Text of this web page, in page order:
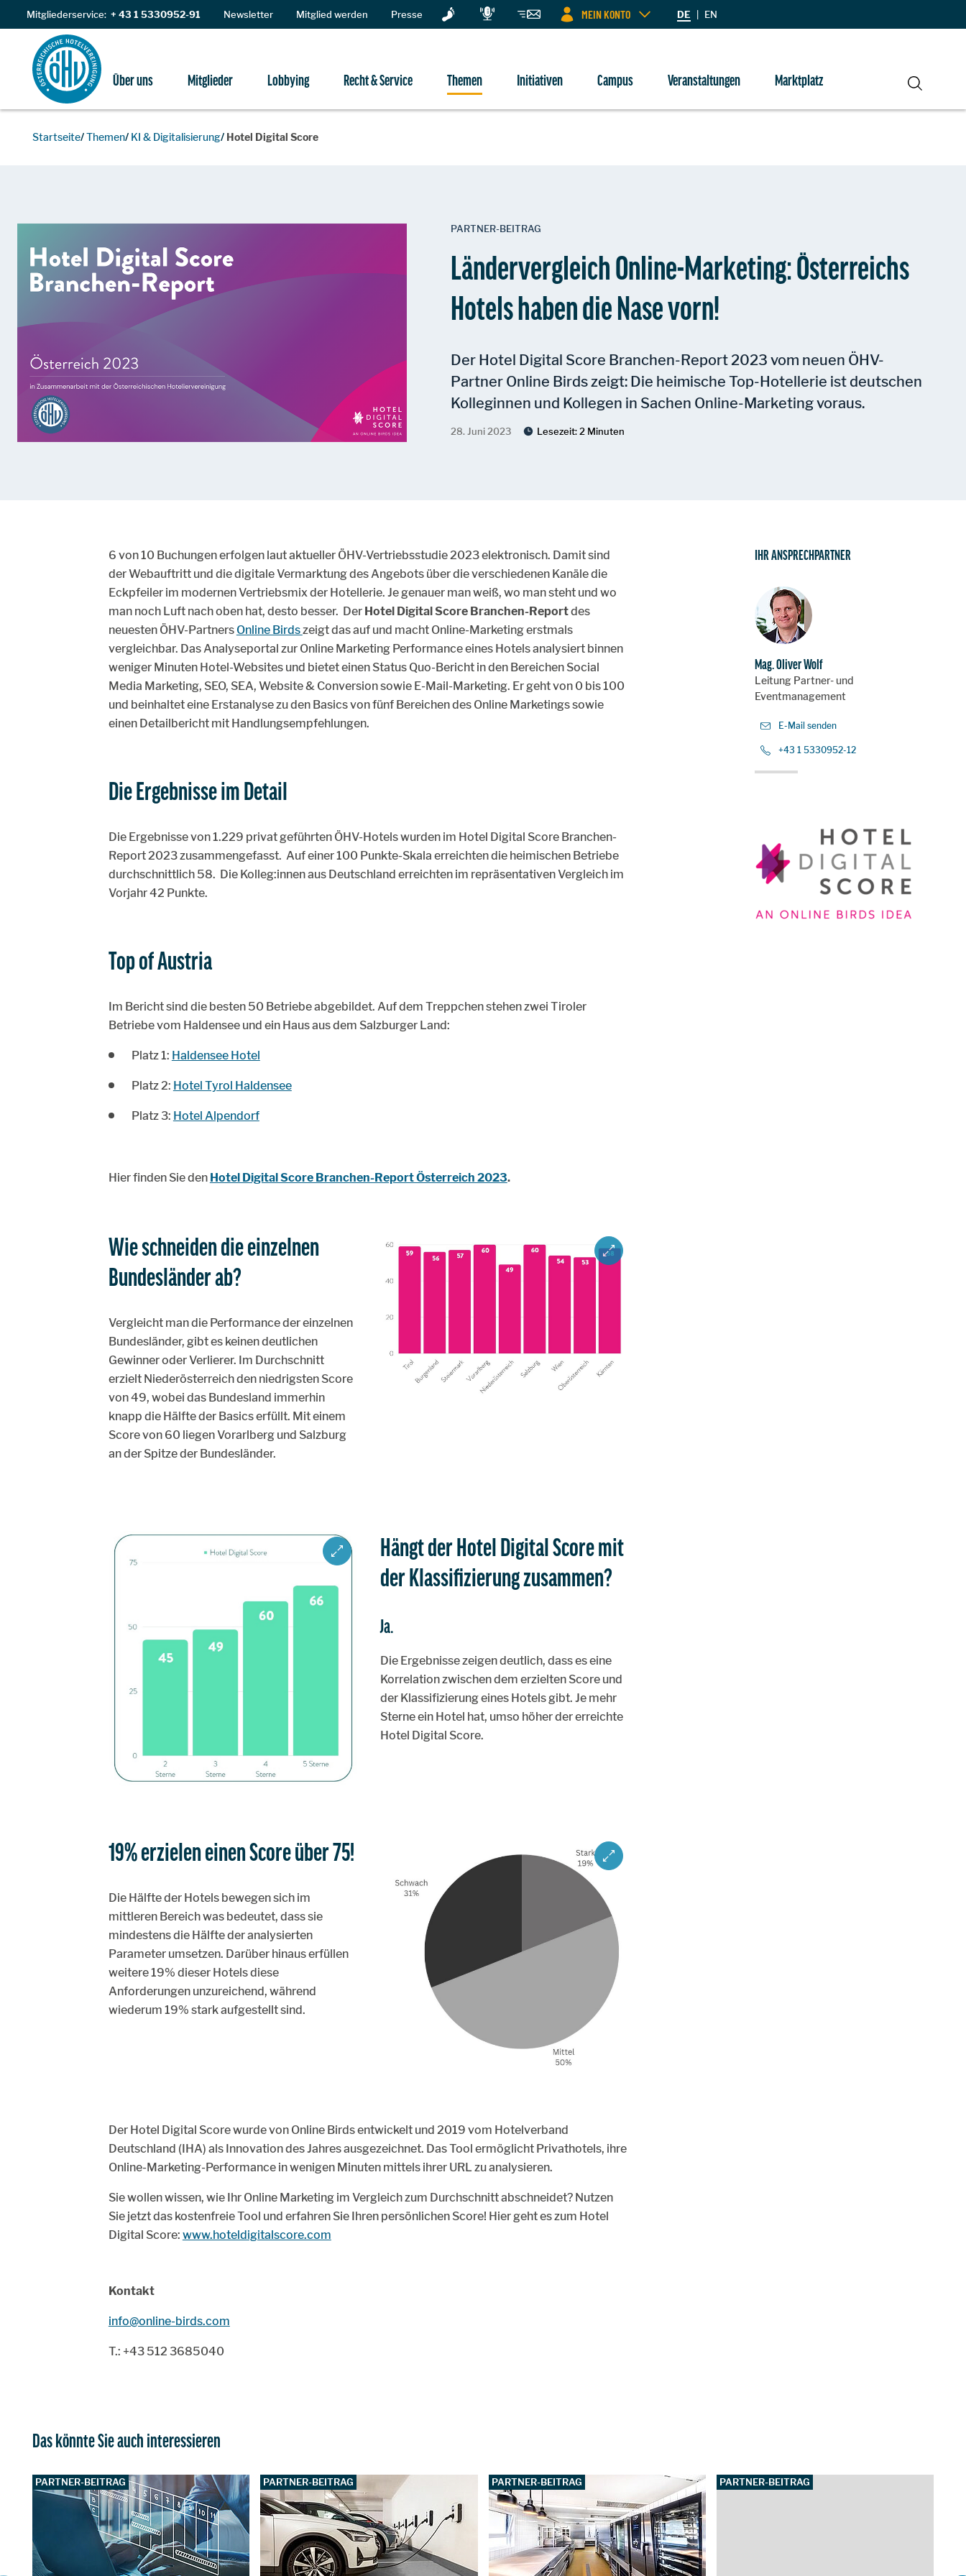
Zum Inhalt
Mitgliederservice: + 43 1 5330952-91 Newsletter Mitglied werden Presse MEIN KONTO DE | EN
Über uns Mitglieder Lobbying Recht & Service Themen Initiativen Campus Veranstaltungen
Marktplatz
Suche
Startseite Themen KI & Digitalisierung Hotel Digital Score
PARTNER-BEITRAG
Ländervergleich Online-Marketing: Österreichs
Hotels haben die Nase vorn!
Der Hotel Digital Score Branchen-Report 2023 vom neuen ÖHV-
Partner Online Birds zeigt: Die heimische Top-Hotellerie ist deutschen
Kolleginnen und Kollegen in Sachen Online-Marketing voraus.
28. Juni 2023 Lesezeit:2 Minuten
6 von 10 Buchungen erfolgen laut aktueller ÖHV-Vertriebsstudie 2023 elektronisch. Damit sind
der Webauftritt und die digitale Vermarktung des Angebots über die verschiedenen Kanäle die
Eckpfeiler im modernen Vertriebsmix der Hotellerie. Je genauer man weiß, wo man steht und wo
man noch Luft nach oben hat, desto besser. Der Hotel Digital Score Branchen-Reportdes
neuesten ÖHV-Partners Online Birdszeigt das auf und macht Online-Marketing erstmals
vergleichbar. Das Analyseportal zur Online Marketing Performance eines Hotels analysiert binnen
weniger Minuten Hotel-Websites und bietet einen Status Quo-Bericht in den Bereichen Social
Media Marketing, SEO, SEA, Website & Conversion sowie E-Mail-Marketing. Er geht von 0 bis 100
und beinhaltet eine Erstanalyse zu den Basics von fünf Bereichen des Online Marketings sowie
einen Detailbericht mit Handlungsempfehlungen.
Die Ergebnisse im Detail
Die Ergebnisse von 1.229 privat geführten ÖHV-Hotels wurden im Hotel Digital Score Branchen-
Report 2023 zusammengefasst. Auf einer 100 Punkte-Skala erreichten die heimischen Betriebe
durchschnittlich 58. Die Kolleg:innen aus Deutschland erreichten im repräsentativen Vergleich im
Vorjahr 42 Punkte.
Top of Austria
Im Bericht sind die besten 50 Betriebe abgebildet. Auf dem Treppchen stehen zwei Tiroler
Betriebe vom Haldensee und ein Haus aus dem Salzburger Land:
Platz 1: Haldensee Hotel
Platz 2: Hotel Tyrol Haldensee
Platz 3: Hotel Alpendorf
Hier finden Sie den Hotel Digital Score Branchen-Report Österreich 2023.
Wie schneiden die einzelnen
Bundesländer ab?
Vergleicht man die Performance der einzelnen
Bundesländer, gibt es keinen deutlichen
Gewinner oder Verlierer. Im Durchschnitt
erzielt Niederösterreich den niedrigsten Score
von 49, wobei das Bundesland immerhin
knapp die Hälfte der Basics erfüllt. Mit einem
Score von 60 liegen Vorarlberg und Salzburg
an der Spitze der Bundesländer.
ZOOM IMAGE
ZOOM IMAGEHängt der Hotel Digital Score mit
der Klassifizierung zusammen?
Ja.
Die Ergebnisse zeigen deutlich, dass es eine
Korrelation zwischen dem erzielten Score und
der Klassifizierung eines Hotels gibt. Je mehr
Sterne ein Hotel hat, umso höher der erreichte
Hotel Digital Score.
19% erzielen einen Score über 75!
Die Hälfte der Hotels bewegen sich im
mittleren Bereich was bedeutet, dass sie
mindestens die Hälfte der analysierten
Parameter umsetzen. Darüber hinaus erfüllen
weitere 19% dieser Hotels diese
Anforderungen unzureichend, während
wiederum 19% stark aufgestellt sind.
ZOOM IMAGE
Der Hotel Digital Score wurde von Online Birds entwickelt und 2019 vom Hotelverband
Deutschland (IHA) als Innovation des Jahres ausgezeichnet. Das Tool ermöglicht Privathotels, ihre
Online-Marketing-Performance in wenigen Minuten mittels ihrer URL zu analysieren.
Sie wollen wissen, wie Ihr Online Marketing im Vergleich zum Durchschnitt abschneidet? Nutzen
Sie jetzt das kostenfreie Tool und erfahren Sie Ihren persönlichen Score! Hier geht es zum Hotel
Digital Score: www.hoteldigitalscore.com
Kontakt
info@online-birds.com
T.: +43 512 3685040
IHR ANSPRECHPARTNER
Mag. Oliver Wolf
Leitung Partner- und
Eventmanagement
E-Mail senden
+43 1 5330952-12
Das könnte Sie auch interessieren
PARTNER-BEITRAG PARTNER-BEITRAG PARTNER-BEITRAG PARTNER-BEITRAG